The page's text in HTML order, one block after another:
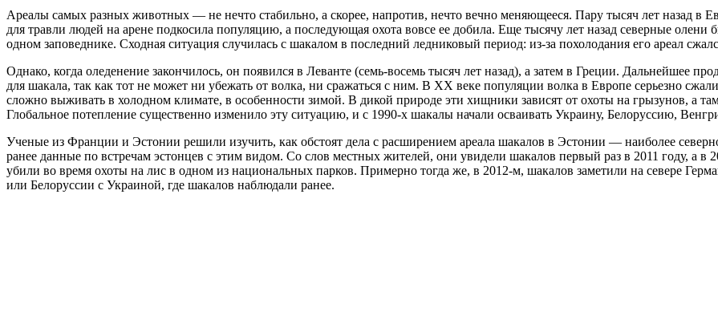
Ареалы самых разных животных — не нечто стабильно, а скорее, напротив, нечто вечно меняющееся. Пару тысяч лет назад в
для травли людей на арене подкосила популяцию, а последующая охота вовсе ее добила. Еще тысячу лет назад северные
одном заповеднике. Сходная ситуация случилась с шакалом в последний ледниковый период: из-за похолодания его ареал
Однако, когда оледенение закончилось, он появился в Леванте (семь-восемь тысяч лет назад), а затем в Греции. Дальнейшее
для шакала, так как тот не может ни убежать от волка, ни сражаться с ним. В XX веке популяции волка в Европе серьезно
сложно выживать в холодном климате, в особенности зимой. В дикой природе эти хищники зависят от охоты на грызунов, а
Глобальное потепление существенно изменило эту ситуацию, и с 1990-х шакалы начали осваивать Украину, Белоруссию,
Ученые из Франции и Эстонии решили изучить, как обстоят дела с расширением ареала шакалов в Эстонии — наиболее
ранее данные по встречам эстонцев с этим видом. Со слов местных жителей, они увидели шакалов первый раз в 2011 году, а
убили во время охоты на лис в одном из национальных парков. Примерно тогда же, в 2012-м, шакалов заметили на севере
или Белоруссии с Украиной, где шакалов наблюдали ранее.